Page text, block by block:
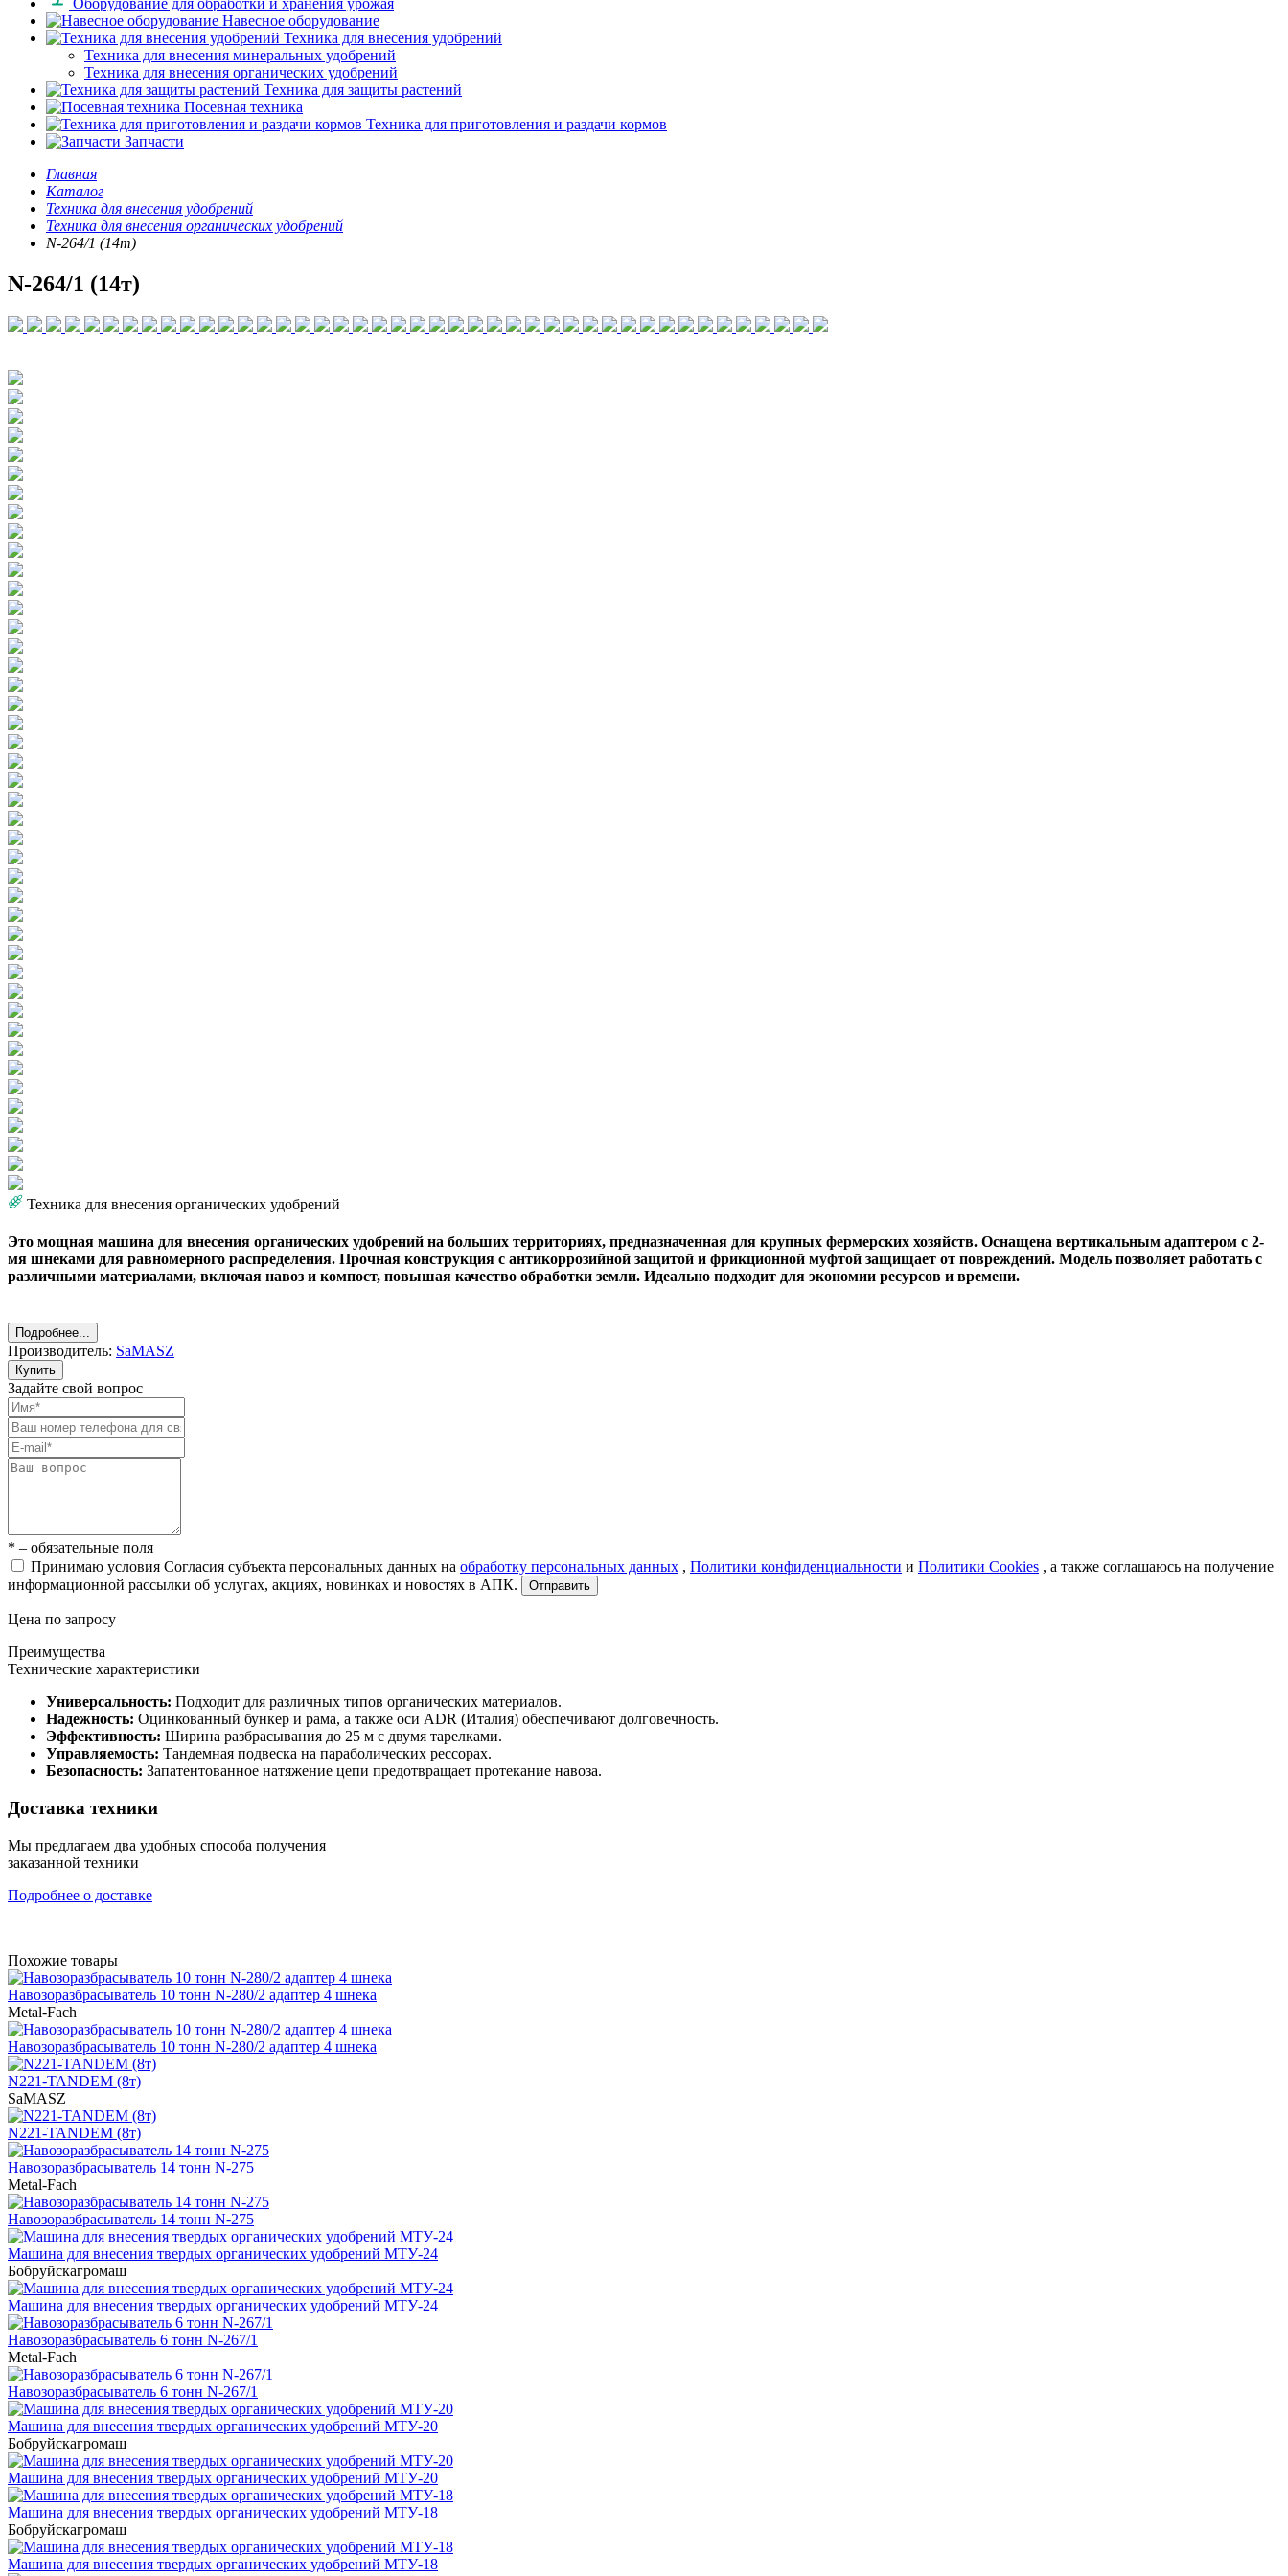
Оборудование для обработки и хранения урожая
Навесное оборудование
Техника для внесения удобрений
Техника для внесения минеральных удобрений
Техника для внесения органических удобрений
Техника для защиты растений
Посевная техника
Техника для приготовления и раздачи кормов
Запчасти
Главная
Каталог
Техника для внесения удобрений
Техника для внесения органических удобрений
N-264/1 (14т)
N-264/1 (14т)
Техника для внесения органических удобрений
Это мощная машина для внесения органических удобрений на больших территориях, предназначенная для крупных фермерских хозяйств. Оснащена вертикальным адаптером с 2-
мя шнеками для равномерного распределения. Прочная конструкция с антикоррозийной защитой и фрикционной муфтой защищает от повреждений. Модель позволяет работать с
различными материалами, включая навоз и компост, повышая качество обработки земли. Идеально подходит для экономии ресурсов и времени.
Подробнее...
Производитель: SaMASZ
Купить
Задайте свой вопрос
* – обязательные поля
Принимаю условия Согласия субъекта персональных данных на обработку персональных данных , Политики конфиденциальности и Политики Cookies , а также соглашаюсь на получение
информационной рассылки об услугах, акциях, новинках и новостях в АПК.
Отправить
Цена по запросу
Преимущества
Технические характеристики
Универсальность: Подходит для различных типов органических материалов.
Надежность: Оцинкованный бункер и рама, а также оси ADR (Италия) обеспечивают долговечность.
Эффективность: Ширина разбрасывания до 25 м с двумя тарелками.
Управляемость: Тандемная подвеска на параболических рессорах.
Безопасность: Запатентованное натяжение цепи предотвращает протекание навоза.
Доставка техники
Мы предлагаем два удобных способа получения
заказанной техники
Подробнее о доставке
Похожие товары
Навозоразбрасыватель 10 тонн N-280/2 адаптер 4 шнека
Metal-Fach
Навозоразбрасыватель 10 тонн N-280/2 адаптер 4 шнека
N221-TANDEM (8т)
SaMASZ
N221-TANDEM (8т)
Навозоразбрасыватель 14 тонн N-275
Metal-Fach
Навозоразбрасыватель 14 тонн N-275
Машина для внесения твердых органических удобрений МТУ-24
Бобруйскагромаш
Машина для внесения твердых органических удобрений МТУ-24
Навозоразбрасыватель 6 тонн N-267/1
Metal-Fach
Навозоразбрасыватель 6 тонн N-267/1
Машина для внесения твердых органических удобрений МТУ-20
Бобруйскагромаш
Машина для внесения твердых органических удобрений МТУ-20
Машина для внесения твердых органических удобрений МТУ-18
Бобруйскагромаш
Машина для внесения твердых органических удобрений МТУ-18